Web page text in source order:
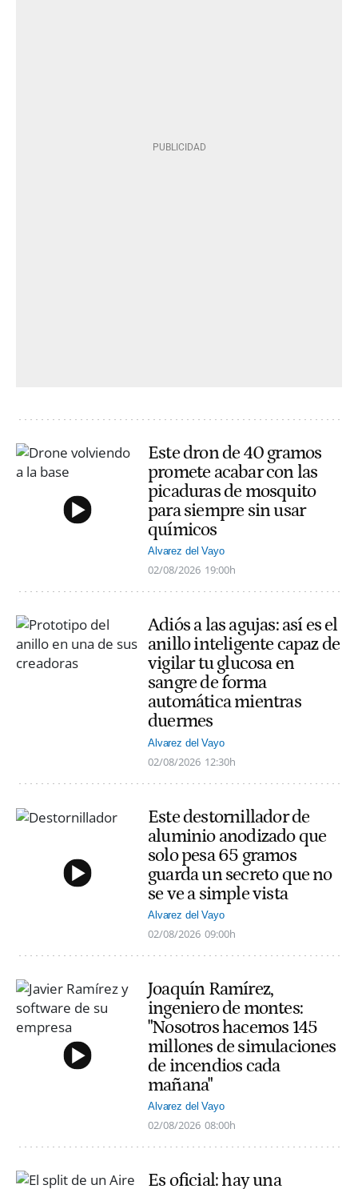
Este dron de 40 gramos
promete acabar con las
picaduras de mosquito
para siempre sin usar
químicos
Alvarez del Vayo
02/08/2026 19:00h
Adiós a las agujas: así es el
anillo inteligente capaz de
vigilar tu glucosa en
sangre de forma
automática mientras
duermes
Alvarez del Vayo
02/08/2026 12:30h
Este destornillador de
aluminio anodizado que
solo pesa 65 gramos
guarda un secreto que no
se ve a simple vista
Alvarez del Vayo
02/08/2026 09:00h
Joaquín Ramírez,
ingeniero de montes:
"Nosotros hacemos 145
millones de simulaciones
de incendios cada
mañana"
Alvarez del Vayo
02/08/2026 08:00h
Es oficial: hay una